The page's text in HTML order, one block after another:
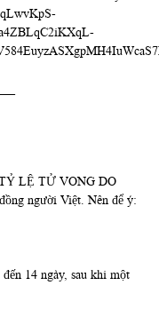
LỆ TỬ VONG DO
người Việt. Nên để ý:
14 ngày, sau khi một